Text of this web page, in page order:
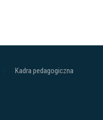
Kadra pedagogiczna